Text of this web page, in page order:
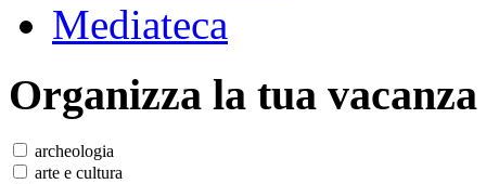
Mediateca
Organizza la tua vacanza
archeologia
arte e cultura